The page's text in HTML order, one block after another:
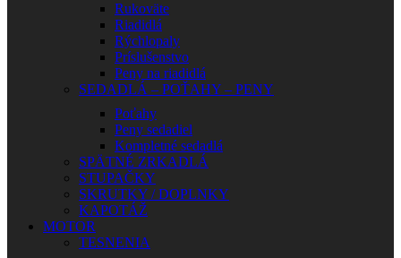
Rukoväte
Riadidlá
Rýchlopaly
Príslušenstvo
Peny na riadidlá
SEDADLÁ – POŤAHY – PENY
Poťahy
Peny sedadiel
Kompletné sedadlá
SPÄTNÉ ZRKADLÁ
STUPAČKY
SKRUTKY / DOPLNKY
KAPOTÁŽ
MOTOR
TESNENIA